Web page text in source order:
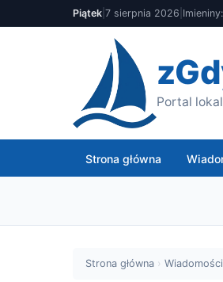
Piątek 7 sierpnia 2026 Imieniny:
Portal
Strona główna
Strona główna › Wiadomości